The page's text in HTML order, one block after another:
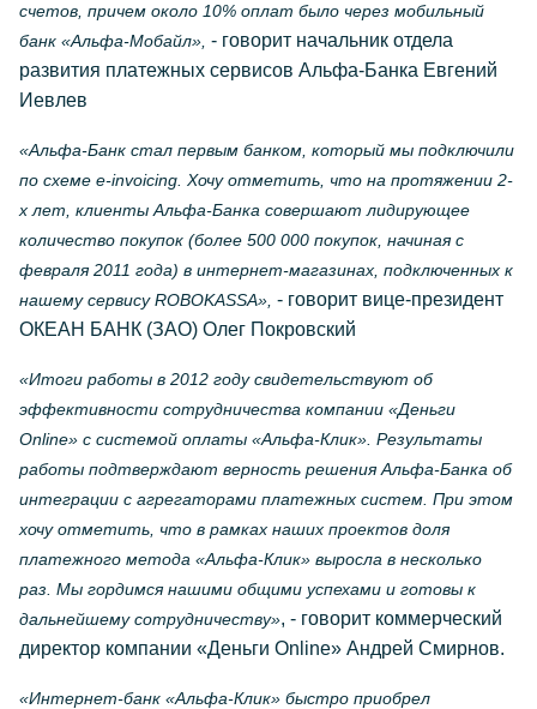
счетов, причем около 10% оплат было через мобильный
банк «Альфа-Мобайл», - говорит начальник отдела
развития платежных сервисов Альфа-Банка Евгений
Иевлев
«Альфа-Банк стал первым банком, который мы подключили
по схеме e-invoicing. Хочу отметить, что на протяжении 2-
х лет, клиенты Альфа-Банка совершают лидирующее
количество покупок (более 500 000 покупок, начиная с
февраля 2011 года) в интернет-магазинах, подключенных к
нашему сервису ROBOKASSA», - говорит вице-президент
ОКЕАН БАНК (ЗАО) Олег Покровский
«Итоги работы в 2012 году свидетельствуют об
эффективности сотрудничества компании «Деньги
Online» с системой оплаты «Альфа-Клик». Результаты
работы подтверждают верность решения Альфа-Банка об
интеграции с агрегаторами платежных систем. При этом
хочу отметить, что в рамках наших проектов доля
платежного метода «Альфа-Клик» выросла в несколько
раз. Мы гордимся нашими общими успехами и готовы к
дальнейшему сотрудничеству», - говорит коммерческий
директор компании «Деньги Online» Андрей Смирнов.
«Интернет-банк «Альфа-Клик» быстро приобрел